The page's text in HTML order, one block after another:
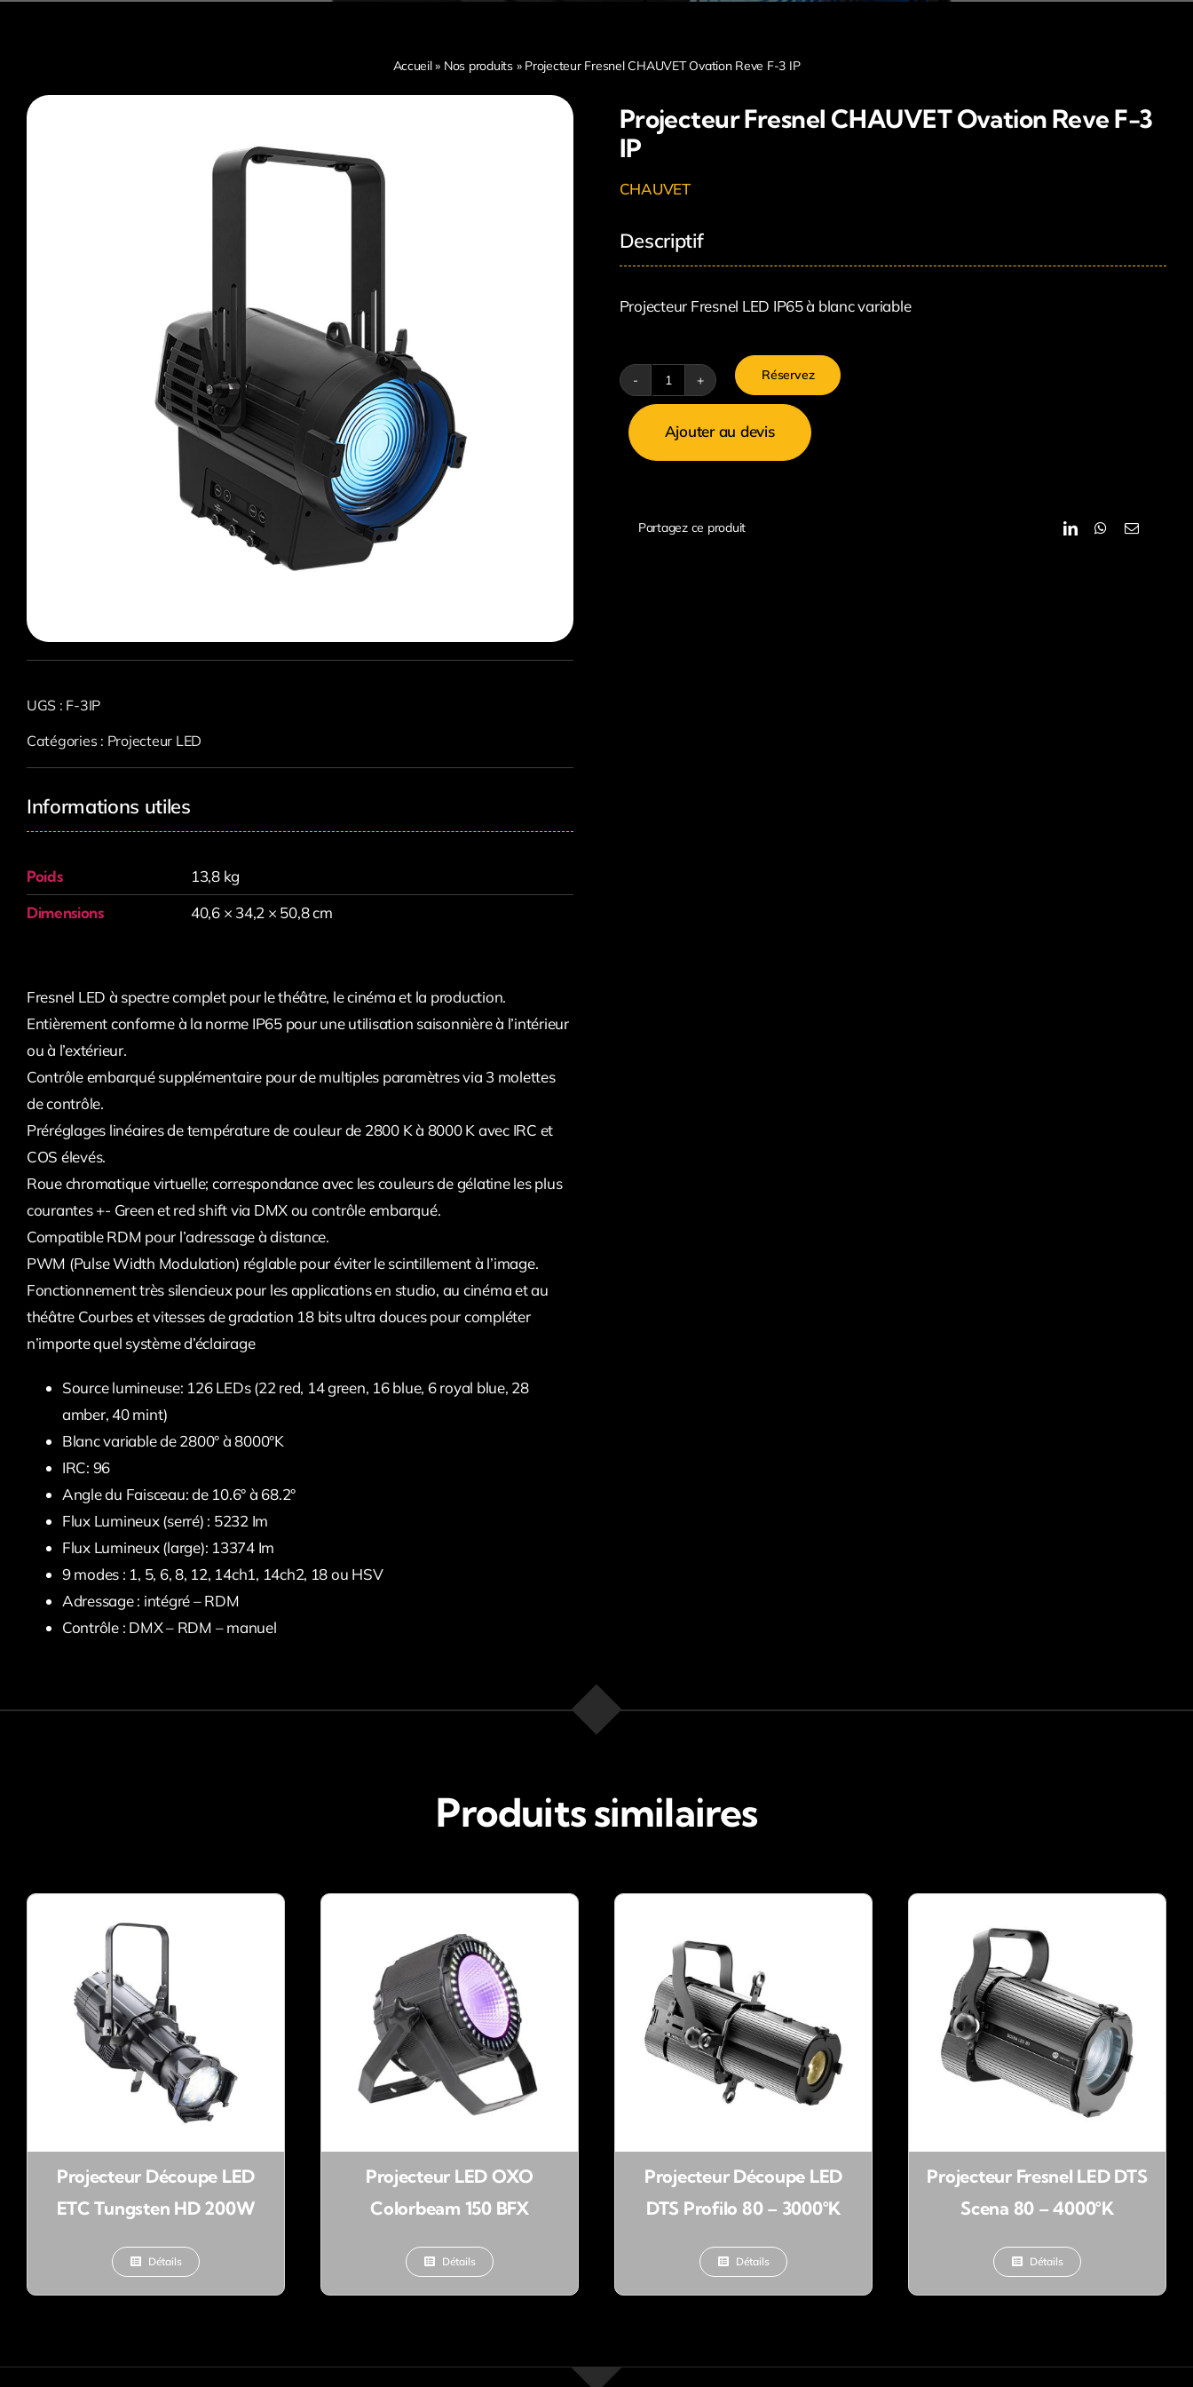
Accueil» Nos produits» Projecteur Fresnel CHAUVET Ovation Reve F-3 IP
UGS : F-3IP
Catégories : Projecteur LED
Projecteur Fresnel CHAUVET Ovation Reve F-3
IP
CHAUVET
Descriptif
Projecteur Fresnel LED IP65 à blanc variable
quantité
Projecteur
Ovation
Réservez
Ajouter au devis
Partagez ce produit
Informations utiles
Poids
13,8 kg
Dimensions
40,6 × 34,2 × 50,8 cm
Fresnel LED à spectre complet pour le théâtre, le cinéma et la production.
Entièrement conforme à la norme IP65 pour une utilisation saisonnière à l’intérieur
ou à l’extérieur.
Contrôle embarqué supplémentaire pour de multiples paramètres via 3 molettes
de contrôle.
Préréglages linéaires de température de couleur de 2800 K à 8000 K avec IRC et
COS élevés.
Roue chromatique virtuelle; correspondance avec les couleurs de gélatine les plus
courantes +- Green et red shift via DMX ou contrôle embarqué.
Compatible RDM pour l’adressage à distance.
PWM (Pulse Width Modulation) réglable pour éviter le scintillement à l’image.
Fonctionnement très silencieux pour les applications en studio, au cinéma et au
théâtre Courbes et vitesses de gradation 18 bits ultra douces pour compléter
n’importe quel système d’éclairage
Source lumineuse: 126 LEDs (22 red, 14 green, 16 blue, 6 royal blue, 28
amber, 40 mint)
Blanc variable de 2800° à 8000°K
IRC: 96
Angle du Faisceau: de 10.6° à 68.2°
Flux Lumineux (serré) : 5232 Im
Flux Lumineux (large): 13374 Im
9 modes : 1, 5, 6, 8, 12, 14ch1, 14ch2, 18 ou HSV
Adressage : intégré – RDM
Contrôle : DMX – RDM – manuel
Produits similaires
Projecteur Découpe LED
ETC Tungsten HD 200W
Détails
Projecteur LED OXO
Colorbeam 150 BFX
Détails
Projecteur Découpe LED
DTS Profilo 80 – 3000°K
Détails
Projecteur Fresnel LED DTS
Scena 80 – 4000°K
Détails